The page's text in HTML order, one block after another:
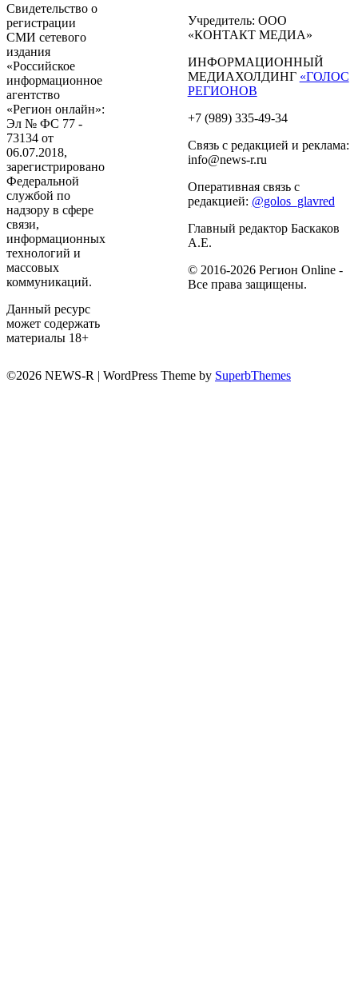
Свидетельство о
регистрации
СМИ сетевого
издания
«Российское
информационное
агентство
«Регион онлайн»:
Эл № ФС 77 -
73134 от
06.07.2018,
зарегистрировано
Федеральной
службой по
надзору в сфере
связи,
информационных
технологий и
массовых
коммуникаций.
Данный ресурс
может содержать
материалы 18+
Учредитель: ООО
«КОНТАКТ МЕДИА»
ИНФОРМАЦИОННЫЙ
МЕДИАХОЛДИНГ «ГОЛОС
РЕГИОНОВ
+7 (989) 335-49-34
Связь с редакцией и реклама:
info@news-r.ru
Оперативная связь с
редакцией: @golos_glavred
Главный редактор Баскаков
А.Е.
© 2016-2026 Регион Online -
Все права защищены.
©2026 NEWS-R | WordPress Theme by SuperbThemes